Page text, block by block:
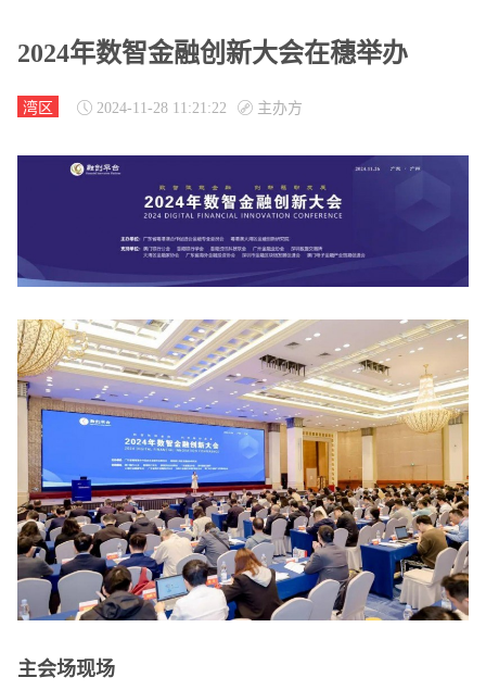
2024年数智金融创新大会在穗举办
湾区 2024-11-28 11:21:22 主办方
主会场现场